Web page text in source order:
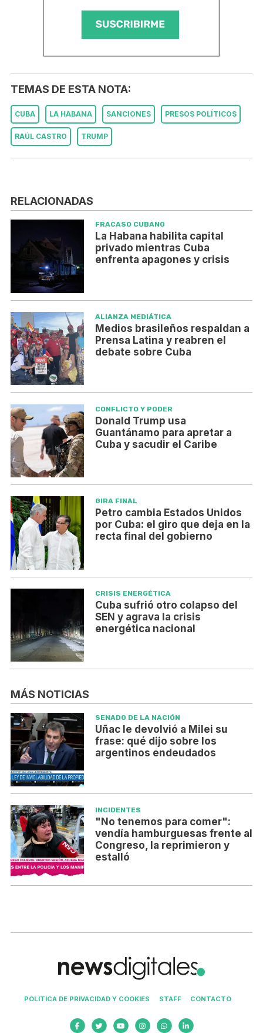
TEMAS DE ESTA NOTA:
CUBA LA HABANA SANCIONES PRESOS POLÍTICOS
RAÚL CASTRO TRUMP
RELACIONADAS
FRACASO CUBANO
La Habana habilita capital
privado mientras Cuba
enfrenta apagones y crisis
ALIANZA MEDIÁTICA
Medios brasileños respaldan a
Prensa Latina y reabren el
debate sobre Cuba
CONFLICTO Y PODER
Donald Trump usa
Guantánamo para apretar a
Cuba y sacudir el Caribe
GIRA FINAL
Petro cambia Estados Unidos
por Cuba: el giro que deja en la
recta final del gobierno
CRISIS ENERGÉTICA
Cuba sufrió otro colapso del
SEN y agrava la crisis
energética nacional
MÁS NOTICIAS
SENADO DE LA NACIÓN
Uñac le devolvió a Milei su
frase: qué dijo sobre los
argentinos endeudados
INCIDENTES
"No tenemos para comer":
vendía hamburguesas frente al
Congreso, la reprimieron y
estalló
POLITICA DE PRIVACIDAD Y COOKIES STAFF CONTACTO